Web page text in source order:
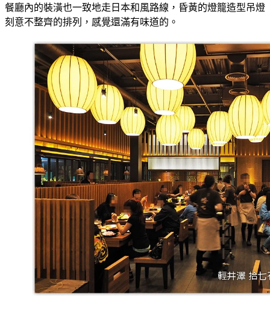
餐廳內的裝潢也一致地走日本和風路線，昏黃的燈籠造型吊燈
刻意不整齊的排列，感覺還滿有味道的。